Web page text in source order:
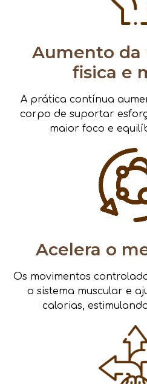
Aumento da
fisica e
A prática contínua
corpo de suportar
maior foco e
Acelera o
Os movimentos
o sistema muscular e
calorias,